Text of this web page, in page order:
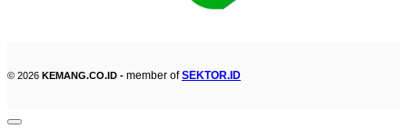
© 2026 KEMANG.CO.ID - member ofSEKTOR.ID